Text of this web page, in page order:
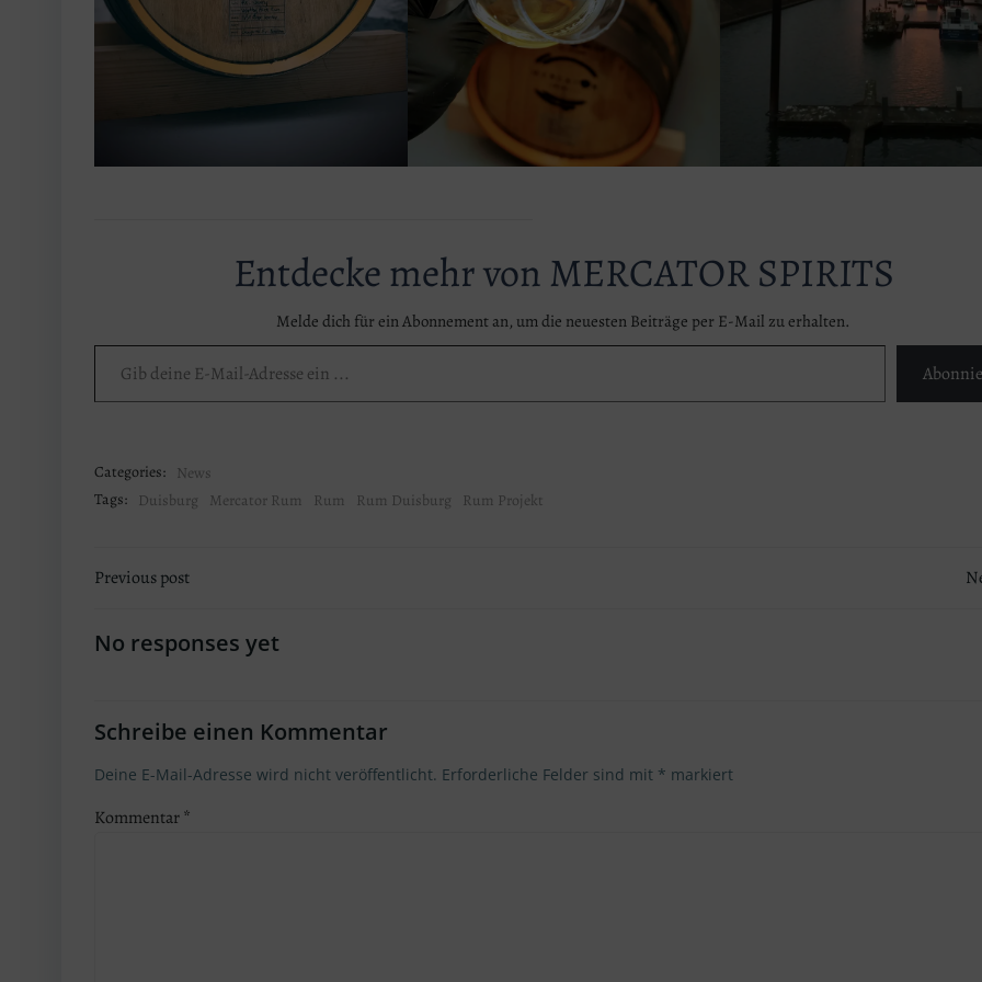
Entdecke mehr von MERCATOR SPIRITS
Melde dich für ein Abonnement an, um die neuesten Beiträge per E-Mail zu erhalten.
Gib deine E-Mail-Adresse ein ...
Categories: News
Tags:
Duisburg Mercator Rum Rum Rum Duisburg Rum Projekt
Post
navigation
Previous post
No responses yet
Schreibe einen Kommentar
Deine E-Mail-Adresse wird nicht veröffentlicht. Erforderliche Felder sind mit * markiert
Kommentar*